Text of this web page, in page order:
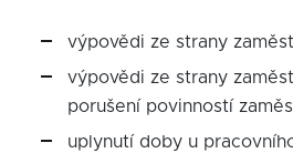
výpovědi ze strany
výpovědi ze strany
porušení povinností
uplynutí doby u